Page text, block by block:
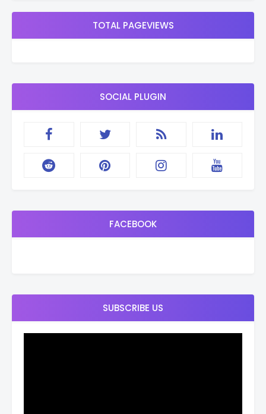
TOTAL PAGEVIEWS
SOCIAL PLUGIN
FACEBOOK
SUBSCRIBE US